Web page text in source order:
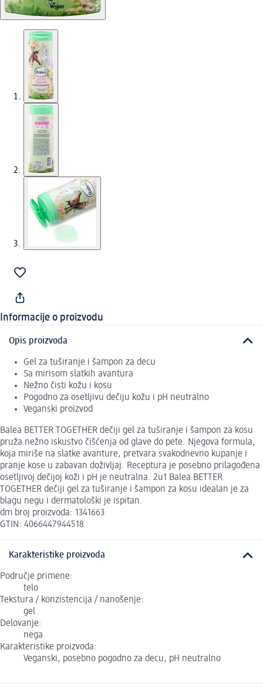
Informacije o proizvodu
Opis proizvoda
Gel za tuširanje i šampon za decu
Sa mirisom slatkih avantura
Nežno čisti kožu i kosu
Pogodno za osetljivu dečiju kožu i pH neutralno
Veganski proizvod
Balea BETTER TOGETHER dečiji gel za tuširanje i šampon za kosu
pruža nežno iskustvo čišćenja od glave do pete. Njegova formula,
koja miriše na slatke avanture, pretvara svakodnevno kupanje i
pranje kose u zabavan doživljaj. Receptura je posebno prilagođena
osetljivoj dečijoj koži i pH je neutralna. 2u1 Balea BETTER
TOGETHER dečiji gel za tuširanje i šampon za kosu idealan je za
blagu negu i dermatološki je ispitan.
dm broj proizvoda: 1341663
GTIN: 4066447944518
Karakteristike proizvoda
Područje primene:
telo
Tekstura / konzistencija / nanošenje:
gel
Delovanje:
nega
Karakteristike proizvoda:
Veganski, posebno pogodno za decu, pH neutralno